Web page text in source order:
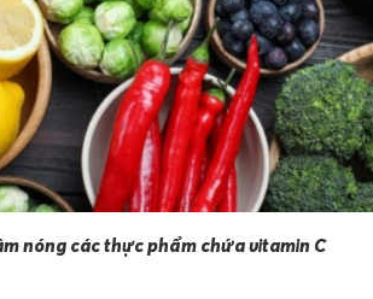
nóng các thực phẩm chứa vitamin C